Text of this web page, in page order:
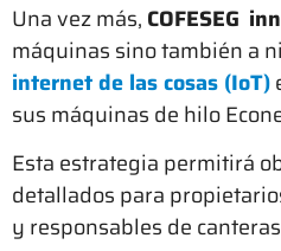
Una vez más, COFESEG
máquinas sino también a
internet de las cosas (IoT)
sus máquinas de hilo
Esta estrategia permitirá
detallados para
y responsables de